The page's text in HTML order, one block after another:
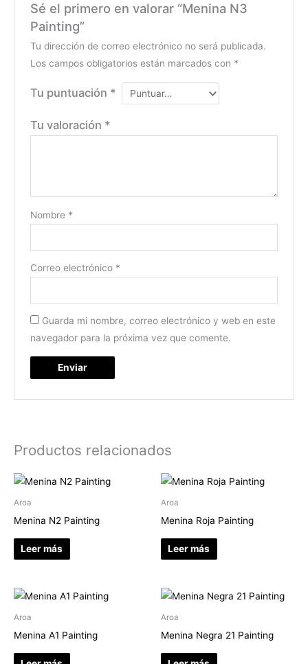
Sé el primero en valorar “Menina N3
Painting”
Tu dirección de correo electrónico no será publicada.
Los campos obligatorios están marcados con *
Tu puntuación *
Tu valoración *
Nombre *
Correo electrónico *
Guarda mi nombre, correo electrónico y web en este
navegador para la próxima vez que comente.
Productos relacionados
Aroa
Menina N2 Painting
Leer más
Aroa
Menina Roja Painting
Leer más
Aroa
Menina A1 Painting
Aroa
Menina Negra 21 Painting